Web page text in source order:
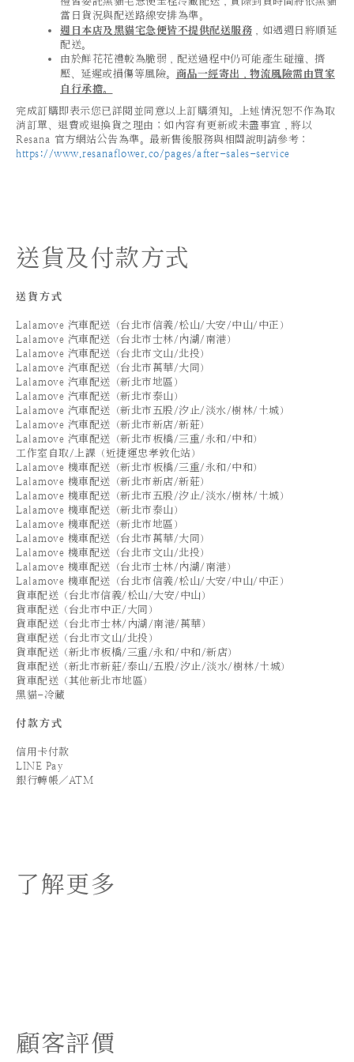
當日貨況與配送路線安排為準。
週日本店及黑貓宅急便皆不提供配送服務 ，如遇週日將順延
配送。
由於鮮花花禮較為脆弱，配送過程中仍可能產生碰撞、擠
壓、延遲或損傷等風險。 商品一經寄出，物流風險需由買家
自行承擔。
完成訂購即表示您已詳閱並同意以上訂購須知。上述情況恕不作為取
消訂單、退費或退換貨之理由；如內容有更新或未盡事宜，將以
Resana 官方網站公告為準。最新售後服務與相關說明請參考：
https://www.resanaflower.co/pages/after-sales-service
送貨及付款方式
送貨方式
Lalamove 汽車配送（台北市信義/松山/大安/中山/中正）
Lalamove 汽車配送（台北市士林/內湖/南港）
Lalamove 汽車配送（台北市文山/北投）
Lalamove 汽車配送（台北市萬華/大同）
Lalamove 汽車配送（新北市地區）
Lalamove 汽車配送（新北市泰山）
Lalamove 汽車配送（新北市五股/汐止/淡水/樹林/土城）
Lalamove 汽車配送（新北市新店/新莊）
Lalamove 汽車配送（新北市板橋/三重/永和/中和）
工作室自取/上課（近捷運忠孝敦化站）
Lalamove 機車配送（新北市板橋/三重/永和/中和）
Lalamove 機車配送（新北市新店/新莊）
Lalamove 機車配送（新北市五股/汐止/淡水/樹林/土城）
Lalamove 機車配送（新北市泰山）
Lalamove 機車配送（新北市地區）
Lalamove 機車配送（台北市萬華/大同）
Lalamove 機車配送（台北市文山/北投）
Lalamove 機車配送（台北市士林/內湖/南港）
Lalamove 機車配送（台北市信義/松山/大安/中山/中正）
貨車配送（台北市信義/松山/大安/中山）
貨車配送（台北市中正/大同）
貨車配送（台北市士林/內湖/南港/萬華）
貨車配送（台北市文山/北投）
貨車配送（新北市板橋/三重/永和/中和/新店）
貨車配送（新北市新莊/泰山/五股/汐止/淡水/樹林/土城）
貨車配送（其他新北市地區）
黑貓-冷藏
付款方式
信用卡付款
LINE Pay
銀行轉帳／ATM
了解更多
顧客評價